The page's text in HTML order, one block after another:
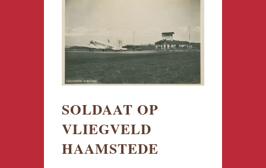
SOLDAAT OP
VLIEGVELD
HAAMSTEDE